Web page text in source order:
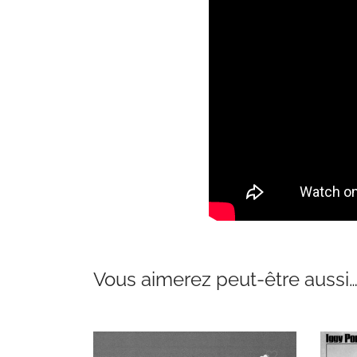
Vous aimerez peut-être aussi…